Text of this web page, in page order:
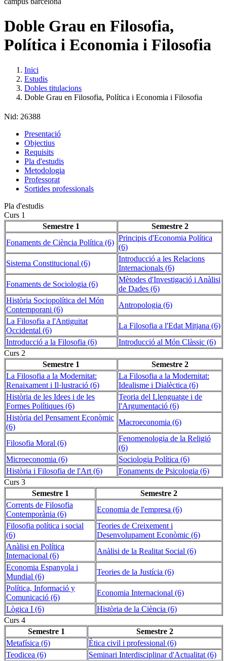
Doble Grau en Filosofia,
Política i Economia i Filosofia
Inici
Estudis
Dobles titulacions
Doble Grau en Filosofia, Política i Economia i Filosofia
Nid: 26388
Presentació
Objectius
Requisits
Pla d'estudis
Metodologia
Professorat
Sortides professionals
Pla d'estudis
Curs 1
Semestre 1
Semestre 2
Fonaments de Ciència Política (6)
Principis d'Economia Política
(6)
Sistema Constitucional (6)
Introducció a les Relacions
Internacionals (6)
Fonaments de Sociologia (6)
Mètodes d'Investigació i Anàlisi
de Dades (6)
Història Sociopolítica del Món
Contemporani (6)
Antropologia (6)
La Filosofia a l'Antiguitat
Occidental (6)
La Filosofia a l'Edat Mitjana (6)
Introducció a la Filosofia (6)
Introducció al Món Clàssic (6)
Curs 2
Semestre 1
Semestre 2
La Filosofia a la Modernitat:
Renaixament i Il·lustració (6)
La Filosofia a la Modernitat:
Idealisme i Dialèctica (6)
Història de les Idees i de les
Formes Polítiques (6)
Teoria del Llenguatge i de
l'Argumentació (6)
Història del Pensament Econòmic
(6)
Macroeconomia (6)
Filosofia Moral (6)
Fenomenologia de la Religió
(6)
Microeconomia (6)
Sociologia Política (6)
Història i Filosofia de l'Art (6)
Fonaments de Psicologia (6)
Curs 3
Semestre 1
Semestre 2
Corrents de Filosofia
Contemporània (6)
Economia de l'empresa (6)
Filosofia política i social
(6)
Teories de Creixement i
Desenvolupament Econòmic (6)
Anàlisi en Política
Internacional (6)
Anàlisi de la Realitat Social (6)
Economia Espanyola i
Mundial (6)
Teories de la Justícia (6)
Política, Informació y
Comunicació (6)
Economia Internacional (6)
Lògica I (6)
Història de la Ciència (6)
Curs 4
Semestre 1
Semestre 2
Metafísica (6)
Ètica civil i professional (6)
Teodicea (6)
Seminari Interdisciplinar d'Actualitat (6)